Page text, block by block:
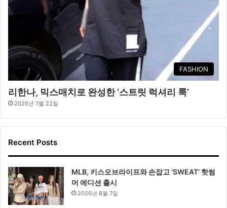
FASHION
리한나, 믹스매치로 완성한 ‘스트릿 럭셔리 룩’
2026년 7월 22일
Recent Posts
MLB, 키스오브라이프와 손잡고 ‘SWEAT’ 핫썸
머 에디션 출시
2026년 8월 7일